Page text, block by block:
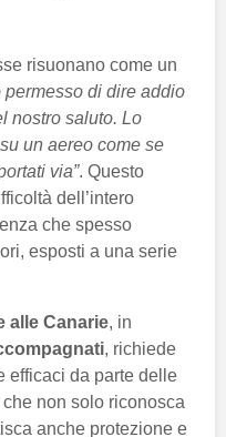
risuonano come un
permesso di dire addio
nostro saluto. Lo
un aereo come se
via”. Questo
dell’intero
che spesso
esposti a una serie
alle Canarie, in
, richiede
efficaci da parte delle
non solo riconosca
anche protezione e